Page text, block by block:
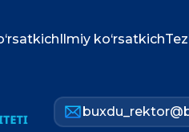
Ilmiy ko‘rsatkich